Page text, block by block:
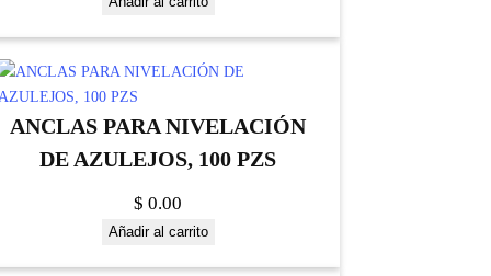
ANCLAS PARA NIVELACIÓN
DE AZULEJOS, 100 PZS
$ 0.00
Añadir al carrito